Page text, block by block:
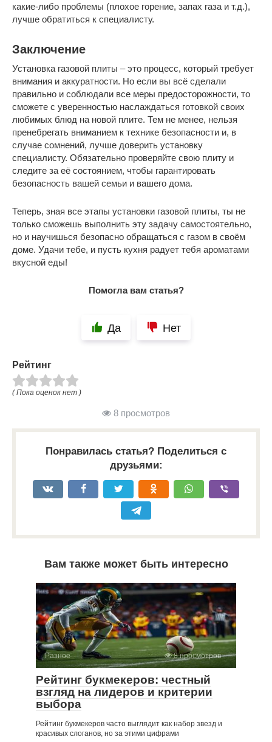
какие-либо проблемы (плохое горение, запах газа и т.д.),
лучше обратиться к специалисту.
Заключение
Установка газовой плиты – это процесс, который требует
внимания и аккуратности. Но если вы всё сделали
правильно и соблюдали все меры предосторожности, то
сможете с уверенностью наслаждаться готовкой своих
любимых блюд на новой плите. Тем не менее, нельзя
пренебрегать вниманием к технике безопасности и, в
случае сомнений, лучше доверить установку
специалисту. Обязательно проверяйте свою плиту и
следите за её состоянием, чтобы гарантировать
безопасность вашей семьи и вашего дома.
Теперь, зная все этапы установки газовой плиты, ты не
только сможешь выполнить эту задачу самостоятельно,
но и научишься безопасно обращаться с газом в своём
доме. Удачи тебе, и пусть кухня радует тебя ароматами
вкусной еды!
Помогла вам статья?
Да Нет
Рейтинг
( Пока оценок нет )
8 просмотров
Понравилась статья? Поделиться с
друзьями:
Вам также может быть интересно
Разное 8 просмотров
Рейтинг букмекеров: честный
взгляд на лидеров и критерии
выбора
Рейтинг букмекеров часто выглядит как набор звезд и
красивых слоганов, но за этими цифрами